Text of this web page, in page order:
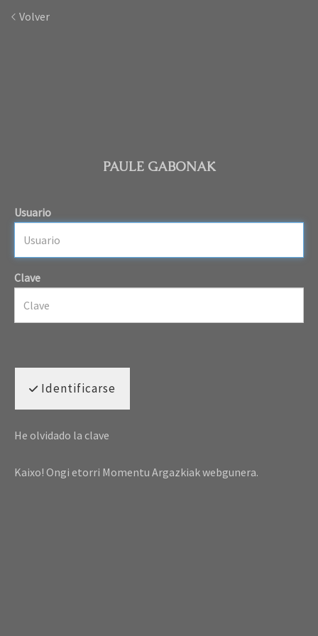
Volver
PAULE GABONAK
Usuario
Clave
Identificarse
He olvidado la clave
Kaixo! Ongi etorri Momentu Argazkiak webgunera.